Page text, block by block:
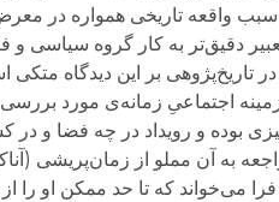
دقیق‌تر به کار گروه سیاسی و
بر این دیدگاه متکی
اجتماعیِ زمانه‌ی مورد
بوده و رویداد در چه فضا و
فرا می‌خواند که تا حد ممکن